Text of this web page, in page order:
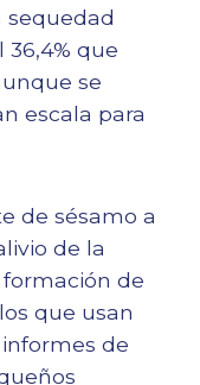
sequedad
que
se
escala para
de sésamo a
de la
de
que usan
de